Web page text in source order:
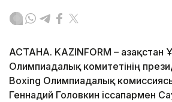
АСТАНА. KAZINFORM – Қазақстан
Олимпиадалық комитетінің
Boxing Олимпиадалық
Геннадий Головкин іссапармен